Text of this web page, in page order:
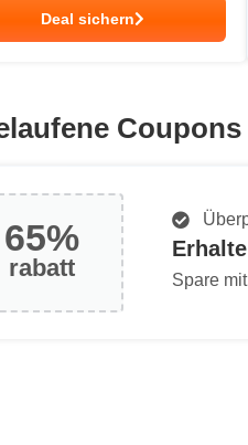
Deal sichern
Coupons
65%
rabatt Spare